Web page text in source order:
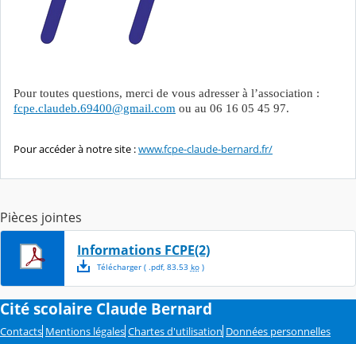
Pour toutes questions, merci de vous adresser à l’association :
fcpe.claudeb.69400@gmail.com ou au 06 16 05 45 97.
Pour accéder à notre site :www.fcpe-claude-bernard.fr/
Pièces jointes
Informations FCPE(2)
Télécharger( .pdf, 83.53 ko)
Cité scolaire Claude Bernard
Contacts Mentions légales Chartes d'utilisation Données personnelles